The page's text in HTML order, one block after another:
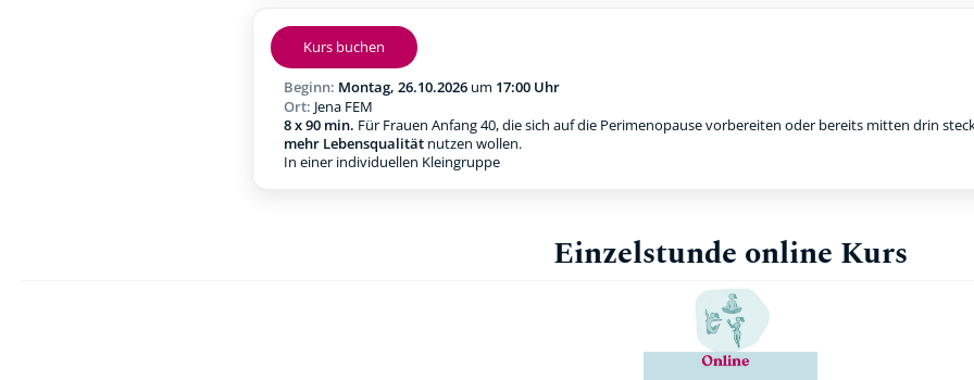
Kurs buchen
Beginn: Montag, 26.10.2026 um 17:00 Uhr
Ort: Jena FEM
8 x 90 min. Für Frauen Anfang 40, die sich auf die Perimenopause vorbereiten oder bereits mitten drin
mehr Lebensqualität nutzen wollen.
In einer individuellen Kleingruppe
Einzelstunde online Kurs